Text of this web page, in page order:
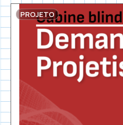
PROJETO